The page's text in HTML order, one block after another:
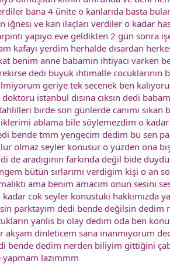
bana 4 ünite o kanlarıda basta
iğnesi ve kan ilaçları verdiler o kadar
yapıyo eve geldikten 2 gün
kafayı yerdim herhalde dısardan
benim anne babamın ihtiyacı varken
dedi büyük ihtimalle
geriye tek secenek ben
istanbul dısına cıksın dedi
birde son günlerde canımı
ablama bile söylemezdim o
bende tmm yengecim dedim bu sen
olmaz seyler konusur o yüzden ona
de aradıgının farkında değil bide
bütün sırlarımı verdigim kişi o an
ama benim amacım onun sesini
cok seyler konustuki hakkımızda
parktayım dedi bende değilsin
yanlıs bi olay dedim oda ben
akşam dinleticem sana inanmıyorum
bende dedim nerden biliyim gittiğini
lazımmm